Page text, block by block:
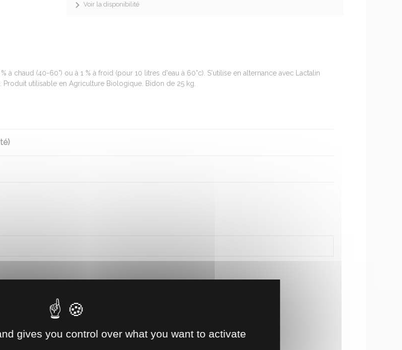
Voir la disponibilité
à chaud (40-60°) ou à 1 % à froid (pour 10 litres d'eau à 60°c). S'utilise en alternance avec Lactalin
utilisable en Agriculture Biologique. Bidon de 25 kg.
RECOMMANDEZ CE PRODUIT À UN AMI
gives you control over what you want to activate